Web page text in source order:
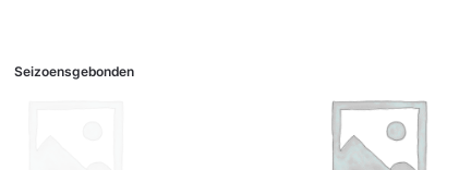
Seizoensgebonden